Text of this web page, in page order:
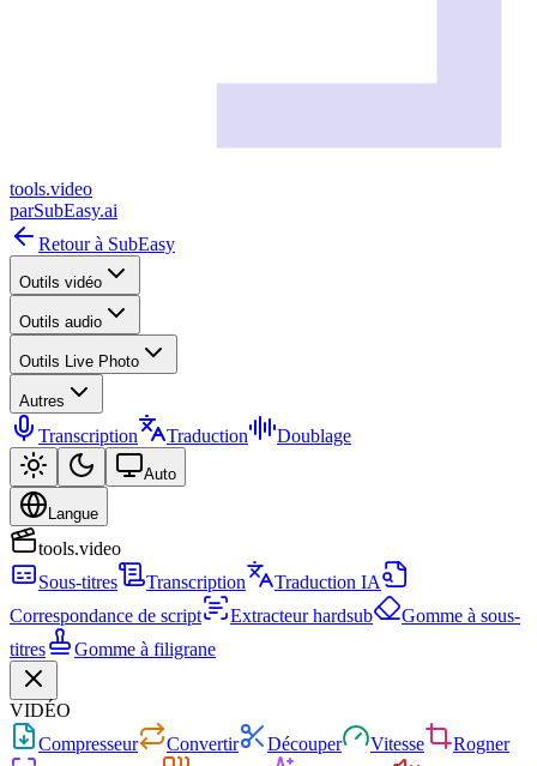
tools.video
parSubEasy.ai
Retour à SubEasy
Outils vidéo
Outils audio
Outils Live Photo
Autres
Transcription Traduction Doublage
Auto
Langue
tools.video
Sous-titres
Transcription
Traduction IA
Correspondance de script
Extracteur hardsub
Gomme à sous-
titres
Gomme à filigrane
VIDÉO
Compresseur
Convertir Découper Vitesse
Rogner